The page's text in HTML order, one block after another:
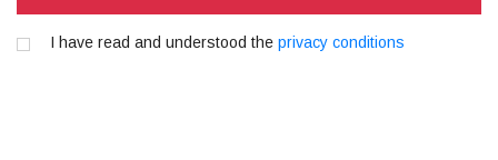
I have read and understood the privacy conditions